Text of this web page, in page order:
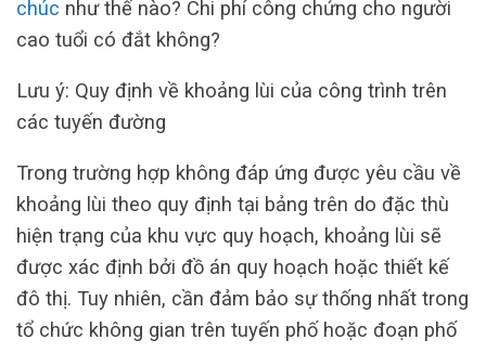
chúc như thế nào? Chi phí công chứng cho người
cao tuổi có đắt không?
Lưu ý: Quy định về khoảng lùi của công trình trên
các tuyến đường
Trong trường hợp không đáp ứng được yêu cầu về
khoảng lùi theo quy định tại bảng trên do đặc thù
hiện trạng của khu vực quy hoạch, khoảng lùi sẽ
được xác định bởi đồ án quy hoạch hoặc thiết kế
đô thị. Tuy nhiên, cần đảm bảo sự thống nhất trong
tổ chức không gian trên tuyến phố hoặc đoạn phố